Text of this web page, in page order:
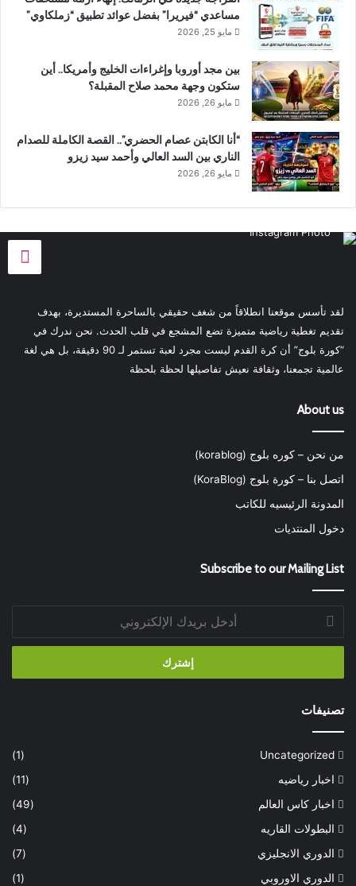
مساعدي “فيريرا” بفضل عوائد تطبيق “زملكاوي”
مايو 25, 2026
بين مجد أوروبا وإغراءات الخليج وأمريكا.. أين
ستكون وجهة محمد صلاح المقبلة؟
مايو 26, 2026
“أنا الكابتن عصام الحضري”.. القصة الكاملة للصدام
الناري بين السد العالي وأحمد سيد زيزو
مايو 26, 2026
لقد تأسس موقعنا انطلاقاً من شغف حقيقي بالساحرة المستديرة، بهدف
تقديم تغطية رياضية متميزة تضع المشجع في قلب الحدث. نحن ندرك في
“كورة بلوج” أن كرة القدم ليست مجرد لعبة تستمر لـ 90 دقيقة، بل هي لغة
عالمية تجمعنا، وثقافة نعيش تفاصيلها لحظة بلحظة
About us
من نحن – كوره بلوج (korablog)
اتصل بنا – كورة بلوج (KoraBlog)
المدونة الرئيسيه للكاتب
دخول المنتديات
Subscribe to our Mailing List
أدخل
بريدك
الإلكتروني
تصنيفات
Uncategorized
(1)
اخبار رياضيه
(11)
اخبار كاس العالم
(49)
البطولات القاريه
(4)
الدوري الانجليزي
(7)
الدوري الاوروبي
(1)